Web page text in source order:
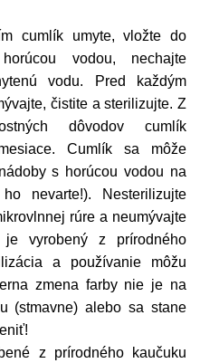
cumlík umyte, vložte do
vodou, nechajte
vodu. Pred každým
čistite a sterilizujte. Z
dôvodov cumlík
Cumlík sa môže
s horúcou vodou na
nevarte!). Nesterilizujte
rúre a neumývajte
vyrobený z prírodného
a používanie môžu
zmena farby nie je na
(stmavne) alebo sa stane
z prírodného kaučuku